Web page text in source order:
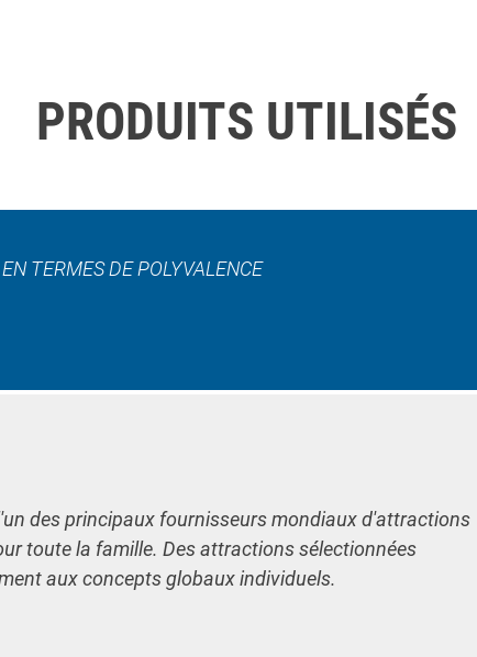
PRODUITS UTILISÉS
TERMES DE POLYVALENCE
des principaux fournisseurs mondiaux d'attractions
toute la famille. Des attractions sélectionnées
aux concepts globaux individuels.